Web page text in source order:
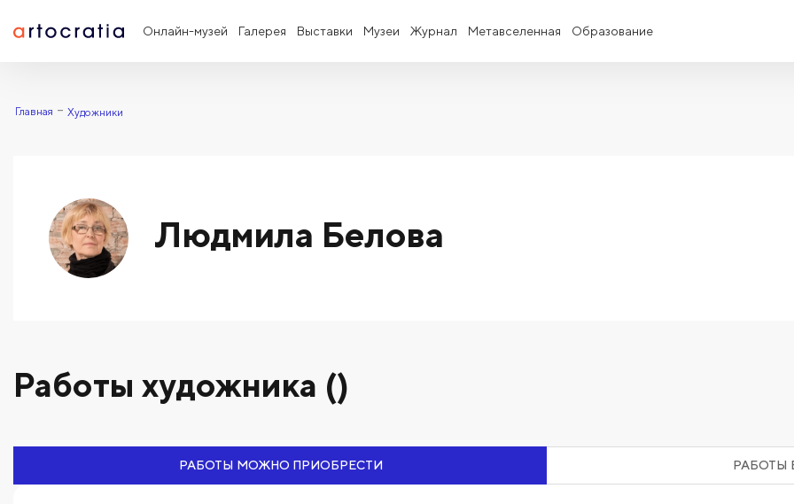
Онлайн-музей Галерея Выставки Музеи Журнал Метавселенная Образование
Главная Художники
Людмила Белова
Работы художника ()
РАБОТЫ МОЖНО ПРИОБРЕСТИ РАБОТЫ